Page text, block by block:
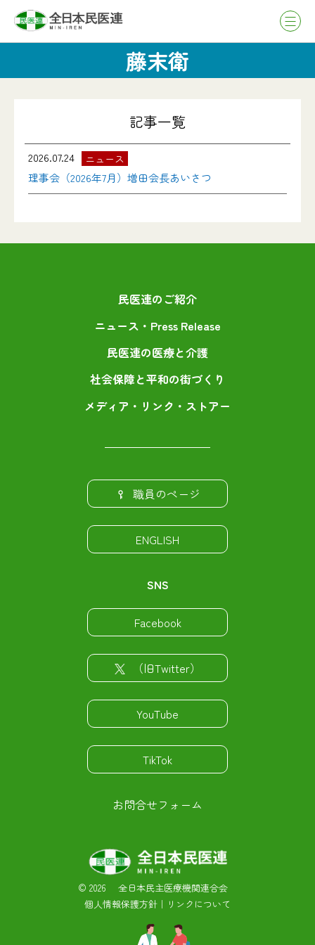
藤末衛
記事一覧
2026.07.24 ニュース
理事会（2026年7月）増田会長あいさつ
民医連のご紹介
ニュース・Press Release
民医連の医療と介護
社会保障と平和の街づくり
メディア・リンク・ストアー
職員のページ
ENGLISH
SNS
Facebook
（旧Twitter）
YouTube
TikTok
お問合せフォーム
© 2026 全日本民主医療機関連合会
個人情報保護方針 ｜ リンクについて